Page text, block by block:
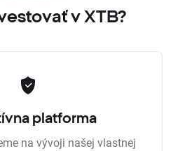
v XTB?
platforma
na vývoji našej vlastnej